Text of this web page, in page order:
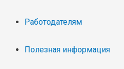
Работодателям
Полезная информация